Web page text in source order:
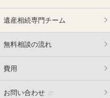
遺産相続専門チーム
無料相談の流れ
費用
お問い合わせ